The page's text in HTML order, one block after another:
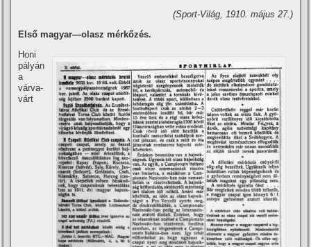
(Sport-Világ, 1910. május 27.)
Első magyar—olasz mérkőzés.
Honi
pályán
a
várva-
várt